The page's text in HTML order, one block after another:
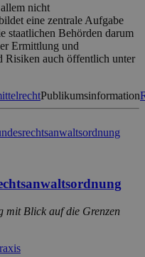
nicht
eine zentrale Aufgabe
staatlichen Behörden darum
Ermittlung und
Risiken auch öffentlich unter
Publikumsinformation
mit Blick auf die Grenzen